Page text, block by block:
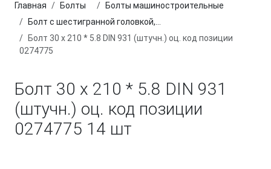
Главная болты
болты машиностроительные
Болт с шестигранной головкой, неполная резьба, класс прочности 5.8
Болт 30 х 210 * 5.8 DIN 931 (штучн.) оц. код позиции
0274775
Болт 30 х 210 * 5.8 DIN 931
(штучн.) оц. код позиции
0274775 14 шт